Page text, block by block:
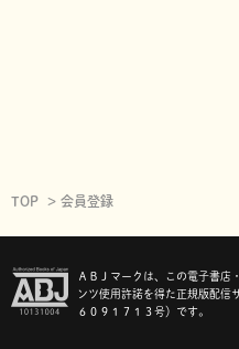
TOP 会員登録
ＡＢＪマークは、この電子書店
ンツ使用許諾を得た正規版配信
６０９１７１３号）です。